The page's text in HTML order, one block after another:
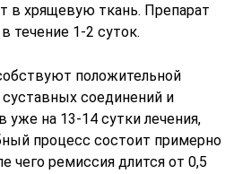
в хрящевую ткань. Препарат
течение 1-2 суток.
положительной
соединений и
уже на 13-14 сутки лечения,
процесс состоит примерно
чего ремиссия длится от 0,5